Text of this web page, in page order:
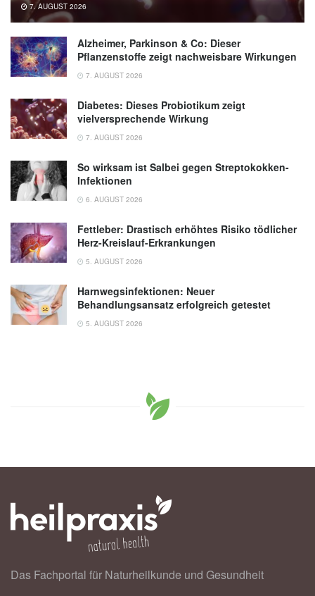
7. AUGUST 2026
Alzheimer, Parkinson & Co: Dieser
Pflanzenstoffe zeigt nachweisbare Wirkungen
7. AUGUST 2026
Diabetes: Dieses Probiotikum zeigt
vielversprechende Wirkung
7. AUGUST 2026
So wirksam ist Salbei gegen Streptokokken-
Infektionen
6. AUGUST 2026
Fettleber: Drastisch erhöhtes Risiko tödlicher
Herz-Kreislauf-Erkrankungen
5. AUGUST 2026
Harnwegsinfektionen: Neuer
Behandlungsansatz erfolgreich getestet
5. AUGUST 2026
Das Fachportal für Naturheilkunde und Gesundheit